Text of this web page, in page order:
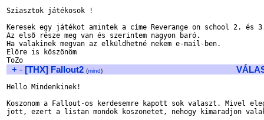
Sziasztok játékosok !
Keresek egy játékot amintek a címe Reverange on school 2. és
Az elsõ része meg van és szerintem nagyon baró.
Ha valakinek megvan az elküldhetné nekem e-mail-ben.
Elõre is köszönöm
+ - [THX] Fallout2 (mind)
Hello Mindenkinek!
Koszonom a Fallout-os kerdesemre kapott sok valaszt. Mivel
jott, ezert a listan mondok koszonetet, nehogy kimaradjon